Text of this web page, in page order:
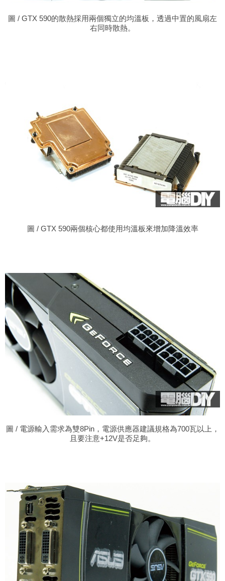
圖 / GTX 590的散熱採用兩個獨立的均溫板，透過中置的風扇左
右同時散熱。
圖 / GTX 590兩個核心都使用均溫板來增加降溫效率
圖 / 電源輸入需求為雙8Pin，電源供應器建議規格為700瓦以上，
且要注意+12V是否足夠。